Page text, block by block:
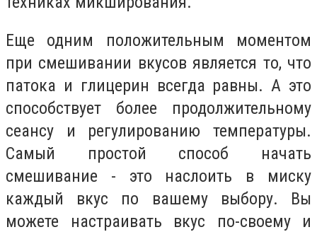
Еще одним положительным моментом
при смешивании вкусов является то, что
патока и глицерин всегда равны. А это
способствует более продолжительному
сеансу и регулированию температуры.
Самый простой способ начать
смешивание - это наслоить в миску
каждый вкус по вашему выбору. Вы
можете настраивать вкус по-своему и